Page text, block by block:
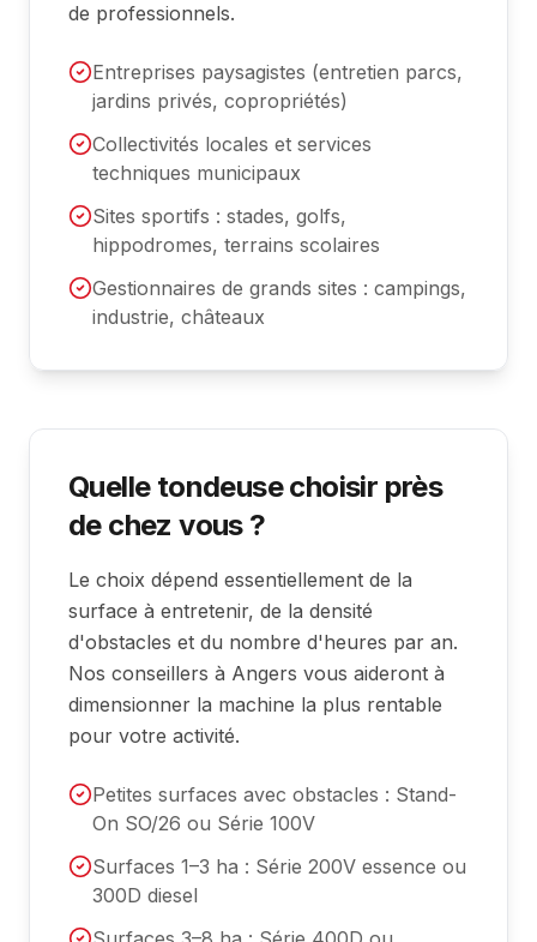
de professionnels.
Entreprises paysagistes (entretien parcs,
jardins privés, copropriétés)
Collectivités locales et services
techniques municipaux
Sites sportifs : stades, golfs,
hippodromes, terrains scolaires
Gestionnaires de grands sites : campings,
industrie, châteaux
Quelle tondeuse choisir près
de chez vous ?
Le choix dépend essentiellement de la
surface à entretenir, de la densité
d'obstacles et du nombre d'heures par an.
Nos conseillers à Angers vous aideront à
dimensionner la machine la plus rentable
pour votre activité.
Petites surfaces avec obstacles : Stand-
On SO/26 ou Série 100V
Surfaces 1–3 ha : Série 200V essence ou
300D diesel